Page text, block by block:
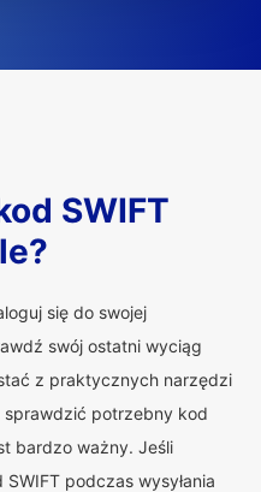
SWIFT
się do swojej
swój ostatni wyciąg
z praktycznych narzędzi
potrzebny kod
bardzo ważny. Jeśli
podczas wysyłania